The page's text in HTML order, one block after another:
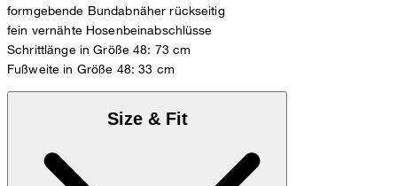
formgebende Bundabnäher rückseitig
fein vernähte Hosenbeinabschlüsse
Schrittlänge in Größe 48: 73 cm
Fußweite in Größe 48: 33 cm
Size & Fit